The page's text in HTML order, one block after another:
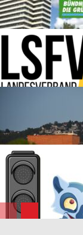
FB News
FB News
FB News
Umwelt